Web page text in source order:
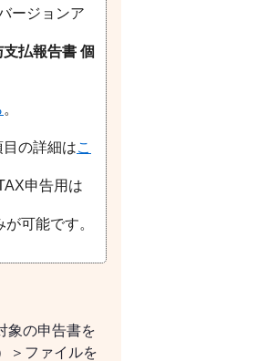
ージョンア
払報告書 個
。
の詳細はこ
申告用は
が可能です。
象の申告書を
＞ファイルを